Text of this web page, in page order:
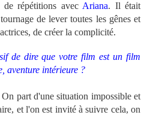
répétitions avec Ariana. Il était
de lever toutes les gênes et
de créer la complicité.
de dire que votre film est un film
aventure intérieure ?
part d'une situation impossible et
et l'on est invité à suivre cela, on